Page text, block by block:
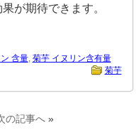
が期待できます。
含量, 菊芋 イヌリン含有量
菊芋
の記事へ »